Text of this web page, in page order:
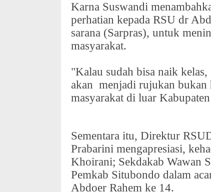
Karna Suswandi
perhatian kepada RSU dr
sarana (Sarpras), untuk
masyarakat.
"Kalau sudah bisa naik
akan menjadi rujukan bukan
masyarakat di luar
Sementara itu, Direktur
Prabarini mengapresiasi,
Khoirani; Sekdakab Wawan
Pemkab Situbondo dalam
Abdoer Rahem ke 14.